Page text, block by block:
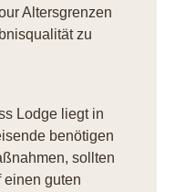
Altersgrenzen
zu
Lodge liegt in
benötigen
sollten
einen guten